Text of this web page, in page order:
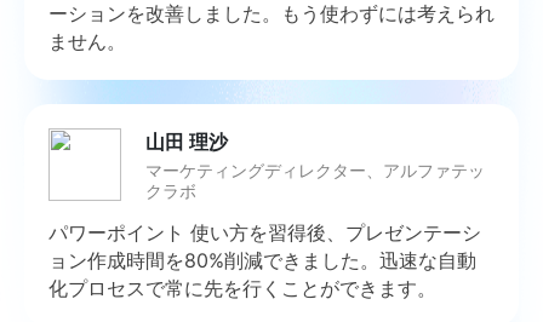
ーションを改善しました。もう使わずには考えられ
ません。
山田 理沙
マーケティングディレクター、アルファテッ
クラボ
パワーポイント 使い方を習得後、プレゼンテーシ
ョン作成時間を80%削減できました。迅速な自動
化プロセスで常に先を行くことができます。